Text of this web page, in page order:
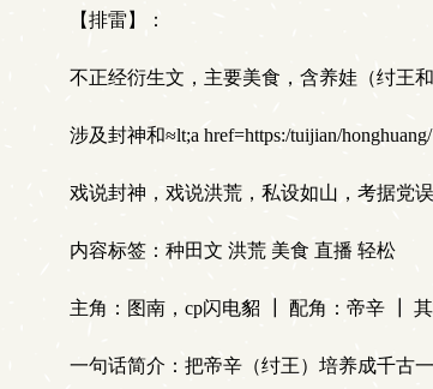
【排雷】：
不正经衍生文，主要美食，含养娃（纣王
涉及封神和≈lt;a href=https:/tuijian/
戏说封神，戏说洪荒，私设如山，考据党误
内容标签：种田文 洪荒 美食 直播 轻松
主角：图南，cp闪电貂 ┃ 配角：帝辛 ┃ 其
一句话简介：把帝辛（纣王）培养成千古一